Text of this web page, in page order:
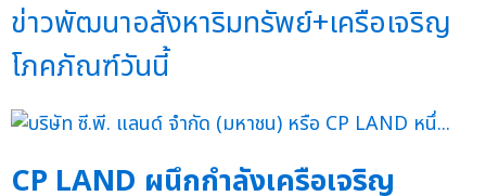
ข่าวพัฒนาอสังหาริมทรัพย์+เครือเจริญ
โภคภัณฑ์วันนี้
CP LAND ผนึกกำลังเครือเจริญ